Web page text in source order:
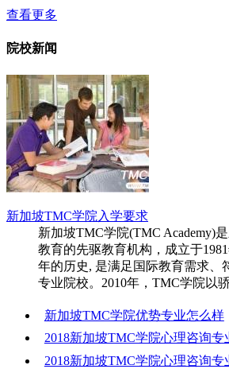
查看更多
院校新闻
新加坡TMC学院入学要求
新加坡TMC学院(TMC Academy)
教育的先驱教育机构，成立于
年的历史, 是满足国际教育需求、
专业院校。2010年，TMC学院以
新加坡TMC学院优势专业怎么样
2018新加坡TMC学院心理咨询专
2018新加坡TMC学院心理咨询专